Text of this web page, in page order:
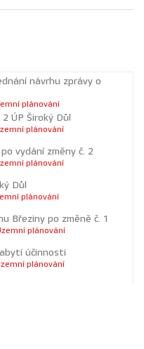
návrhu zprávy o
plánování
ÚP Široký Důl
plánování
vydání změny č. 2
plánování
Důl
plánování
Březiny po změně č. 1
plánování
účinnosti
plánování